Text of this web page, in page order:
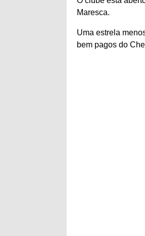
Maresca.
Uma estrela
bem pagos do